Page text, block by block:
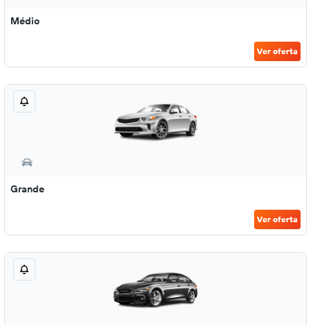
Médio
Ver oferta
Grande
Ver oferta